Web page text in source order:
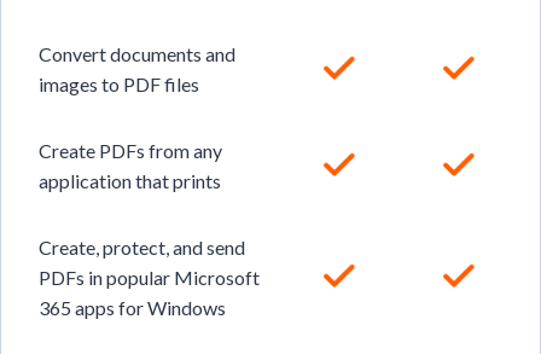
Convert documents and
images to PDF files
Create PDFs from any
application that prints
Create, protect, and send
PDFs in popular Microsoft
365 apps for Windows